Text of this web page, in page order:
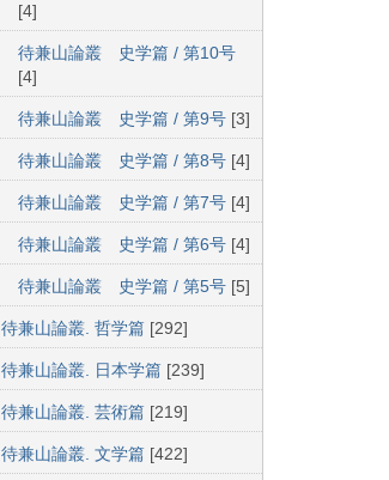
[4]
待兼山論叢 史学篇 / 第10号
[4]
待兼山論叢 史学篇 / 第9号 [3]
待兼山論叢 史学篇 / 第8号 [4]
待兼山論叢 史学篇 / 第7号 [4]
待兼山論叢 史学篇 / 第6号 [4]
待兼山論叢 史学篇 / 第5号 [5]
待兼山論叢. 哲学篇 [292]
待兼山論叢. 日本学篇 [239]
待兼山論叢. 芸術篇 [219]
待兼山論叢. 文学篇 [422]